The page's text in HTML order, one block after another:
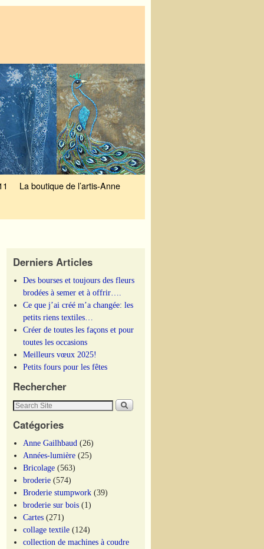
La boutique de l’artis-Anne
Derniers Articles
Des bourses et toujours des fleurs
brodées à semer et à offrir….
Ce que j’ai créé m’a changée: les
petits riens textiles…
Créer de toutes les façons et pour
toutes les occasions
Meilleurs vœux 2025!
Petits fours pour les fêtes
Rechercher
Catégories
Anne Gailhbaud (26)
Années-lumière (25)
Bricolage (563)
broderie (574)
Broderie stumpwork (39)
broderie sur bois (1)
Cartes (271)
collage textile (124)
collection de machines à coudre